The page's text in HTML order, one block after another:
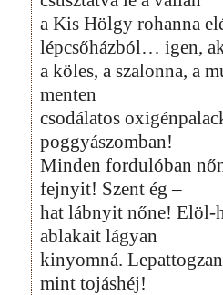
a Kis Hölgy rohanna
lépcsőházból… igen,
a köles, a szalonna, a
menten
csodálatos
poggyászomban!
Minden fordulóban
fejnyit! Szent ég –
hat lábnyit nőne! Elöl-
ablakait lágyan
kinyomná.
mint tojáshéj!